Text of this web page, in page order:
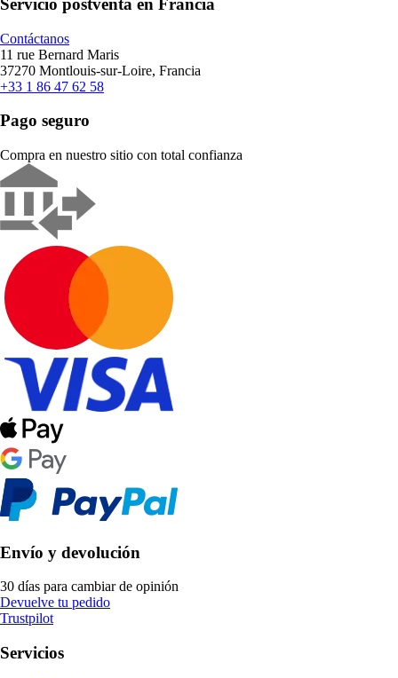
Servicio postventa en Francia
Contáctanos
11 rue Bernard Maris
37270 Montlouis-sur-Loire, Francia
+33 1 86 47 62 58
Pago seguro
Compra en nuestro sitio con total confianza
Envío y devolución
30 días para cambiar de opinión
Devuelve tu pedido
Trustpilot
Servicios